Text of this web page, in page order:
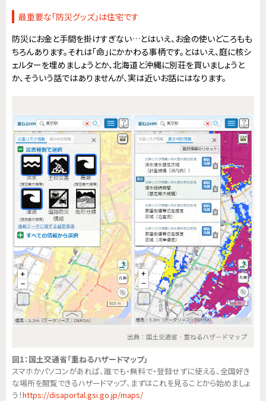
最重要な「防災グッズ」は住宅です
防災にお金と手間を掛けすぎない…とはいえ、お金の使いどころもも
ちろんあります。それは「命」にかかわる事柄です。とはいえ、庭に核シ
ェルターを埋めましょうとか、北海道と沖縄に別荘を買いましょうと
か、そういう話ではありませんが、実は近いお話にはなります。
図1：国土交通省「重ねるハザードマップ」
スマホかパソコンがあれば、誰でも・無料で・登録せずに使える、全国好き
な場所を閲覧できるハザードマップ、まずはこれを見ることから始めましょ
う！https://disaportal.gsi.go.jp/maps/